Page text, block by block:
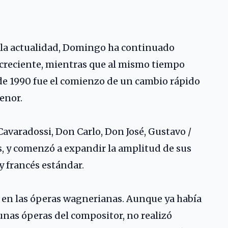
actualidad, Domingo ha continuado
mientras que al mismo tiempo
1990 fue el comienzo de un cambio rápido
Don Carlo, Don José, Gustavo /
y comenzó a expandir la amplitud de sus
francés estándar.
las óperas wagnerianas. Aunque ya había
óperas del compositor, no realizó